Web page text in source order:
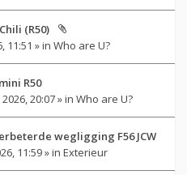
(R50)
11:51 » in Who are U?
R50
20:07 » in Who are U?
wegligging F56 JCW
11:59 » in Exterieur